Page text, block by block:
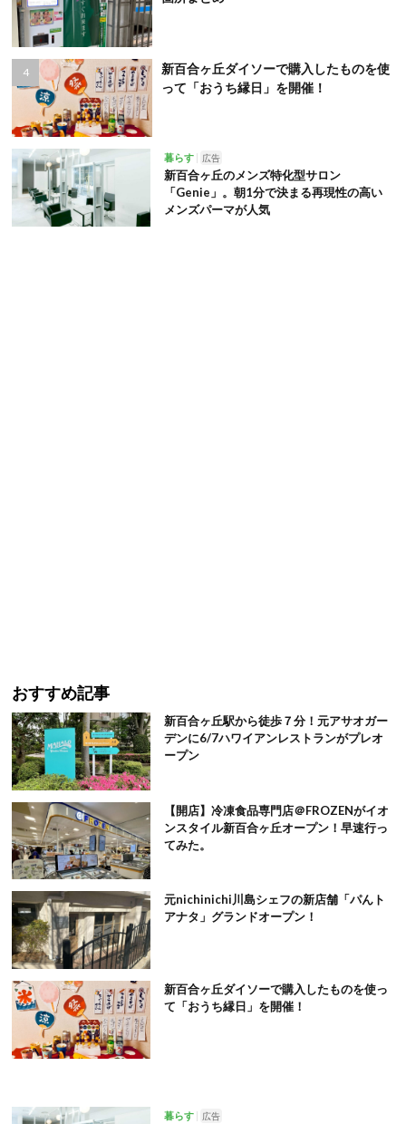
新百合ヶ丘ダイソーで購入したものを使
って「おうち縁日」を開催！
暮らす 広告
新百合ヶ丘のメンズ特化型サロン
「Genie」。朝1分で決まる再現性の高い
メンズパーマが人気
おすすめ記事
新百合ヶ丘駅から徒歩７分！元アサオガー
デンに6/7ハワイアンレストランがプレオ
ープン
【開店】冷凍食品専門店＠FROZENがイオ
ンスタイル新百合ヶ丘オープン！早速行っ
てみた。
元nichinichi川島シェフの新店舗「パんト
アナタ」グランドオープン！
新百合ヶ丘ダイソーで購入したものを使っ
て「おうち縁日」を開催！
暮らす 広告